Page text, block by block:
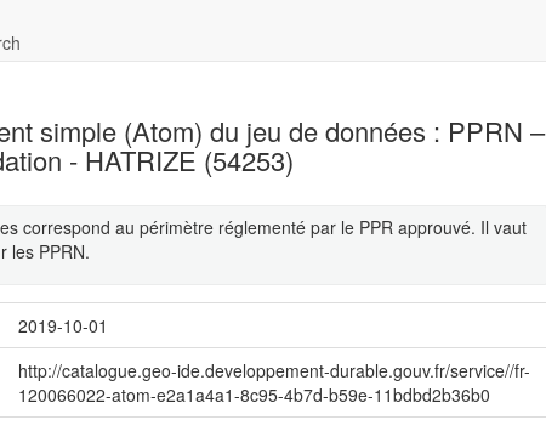
simple (Atom) du jeu de données : PPRN –
- HATRIZE (54253)
correspond au périmètre réglementé par le PPR approuvé. Il vaut
les PPRN.
2019-10-01
http://catalogue.geo-ide.developpement-durable.gouv.fr/service//fr-
120066022-atom-e2a1a4a1-8c95-4b7d-b59e-11bdbd2b36b0